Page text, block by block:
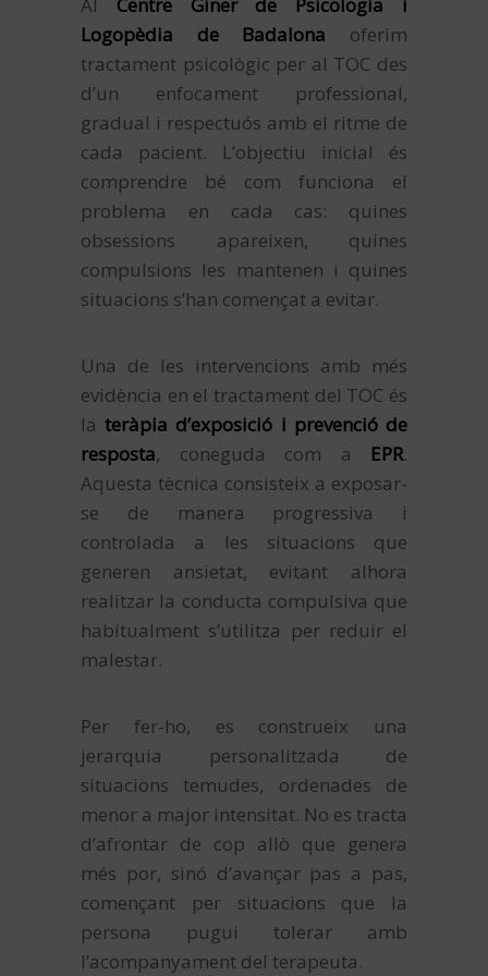
Logopèdia de Badalona oferim
tractament psicològic per al TOC des
d’un enfocament professional,
gradual i respectuós amb el ritme de
cada pacient. L’objectiu inicial és
comprendre bé com funciona el
problema en cada cas: quines
obsessions apareixen, quines
compulsions les mantenen i quines
situacions s’han començat a evitar.
Una de les intervencions amb més
evidència en el tractament del TOC és
lateràpia d’exposició i prevenció de
resposta, coneguda com a EPR.
Aquesta tècnica consisteix a exposar-
se de manera progressiva i
controlada a les situacions que
generen ansietat, evitant alhora
realitzar la conducta compulsiva que
habitualment s’utilitza per reduir el
malestar.
Per fer-ho, es construeix una
jerarquia personalitzada de
situacions temudes, ordenades de
menor a major intensitat. No es tracta
d’afrontar de cop allò que genera
més por, sinó d’avançar pas a pas,
començant per situacions que la
persona pugui tolerar amb
l’acompanyament del terapeuta.